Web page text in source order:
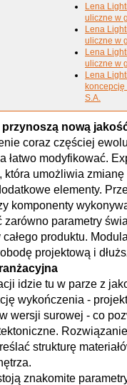
Lena
uliczne w
Lena
uliczne w
Lena
uliczne w
Lena
S.A.
nową
coraz częściej
łatwo modyfikować.
która umożliwia
elementy.
komponenty
parametry
produktu.
projektową i
idzie tu w parze z
wykończenia -
wersji surowej - co
strukturę
znakomite